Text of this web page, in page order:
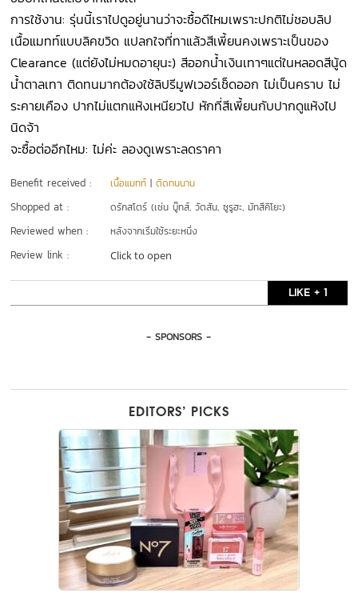
การใช้งาน: รุ่นนี้เราไปดูอยู่นานว่าจะซื้อดีไหมเพราะปกติไม่ชอบลิป
เนื้อแมทท์แบบลิคขวิด แปลกใจที่ทาแล้วสีเพี้ยนคงเพราะเป็นของ
Clearance (แต่ยังไม่หมดอายุนะ) สีออกน้ำเงินเทาๆแต่ในหลอดสีนู้ด
น้ำตาลเทา ติดทนมากต้องใช้ลิปรีมูฟเวอร์เช็ดออก ไม่เป็นคราบ ไม่
ระคายเคือง ปากไม่แตกแห้งเหนียวไป หักที่สีเพี้ยนกับปากดูแห้งไป
นิดจ้า
จะซื้อต่ออีกไหม: ไม่ค่ะ ลองดูเพราะลดราคา
Benefit received : เนื้อแมทท์ |ติดทนนาน
Shopped at : ดรักสโตร์ (เช่น บู๊ทส์, วัตสัน, ซูรูฮะ, มัทสึคิโยะ)
Reviewed when : หลังจากเริ่มใช้ระยะหนึ่ง
Review link : Click to open
LIKE + 1
- SPONSORS -
EDITORS’ PICKS